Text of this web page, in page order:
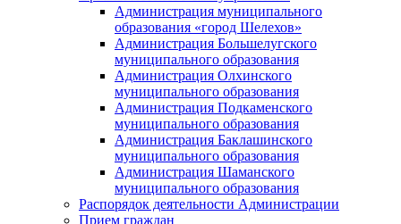
Администрация муниципального
образования «город Шелехов»
Администрация Большелугского
муниципального образования
Администрация Олхинского
муниципального образования
Администрация Подкаменского
муниципального образования
Администрация Баклашинского
муниципального образования
Администрация Шаманского
муниципального образования
Распорядок деятельности Администрации
Прием граждан